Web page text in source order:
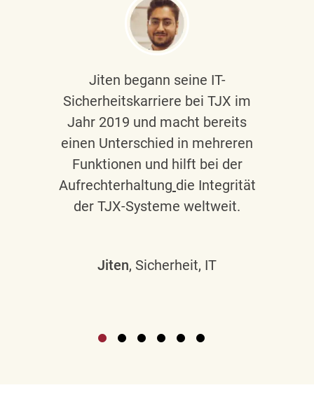
Jiten begann seine IT-
Sicherheitskarriere bei TJX im
Jahr 2019 und macht bereits
einen Unterschied in mehreren
Funktionen und hilft bei der
Aufrechterhaltung die Integrität
der TJX-Systeme weltweit.
Jiten, Sicherheit, IT